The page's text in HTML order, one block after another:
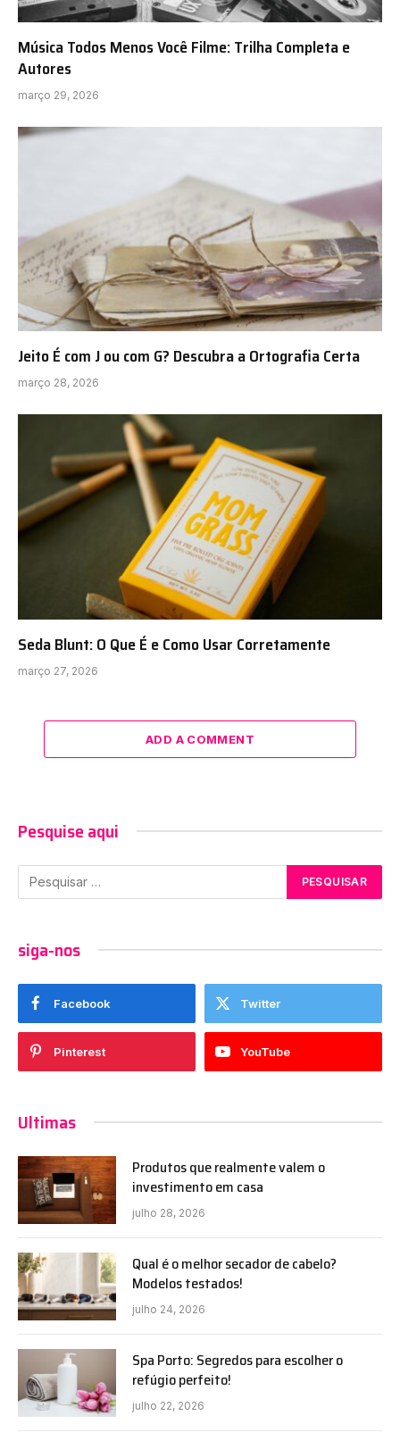
Música Todos Menos Você Filme: Trilha Completa e
Autores
março 29, 2026
Jeito É com J ou com G? Descubra a Ortografia Certa
março 28, 2026
Seda Blunt: O Que É e Como Usar Corretamente
março 27, 2026
ADD A COMMENT
Pesquise aqui
siga-nos
Facebook Twitter
Pinterest YouTube
Ultimas
Produtos que realmente valem o
investimento em casa
julho 28, 2026
Qual é o melhor secador de cabelo?
Modelos testados!
julho 24, 2026
Spa Porto: Segredos para escolher o
refúgio perfeito!
julho 22, 2026